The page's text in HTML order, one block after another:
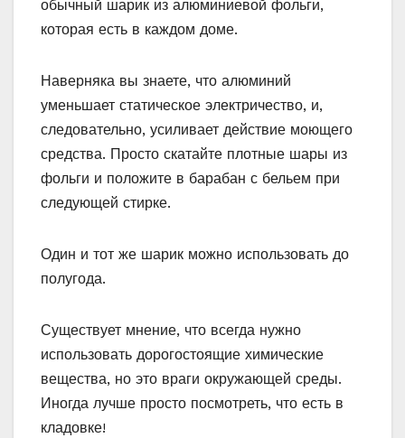
обычный шарик из алюминиевой фольги,
которая есть в каждом доме.
Наверняка вы знаете, что алюминий
уменьшает статическое электричество, и,
следовательно, усиливает действие моющего
средства. Просто скатайте плотные шары из
фольги и положите в барабан с бельем при
следующей стирке.
Один и тот же шарик можно использовать до
полугода.
Существует мнение, что всегда нужно
использовать дорогостоящие химические
вещества, но это враги окружающей среды.
Иногда лучше просто посмотреть, что есть в
кладовке!